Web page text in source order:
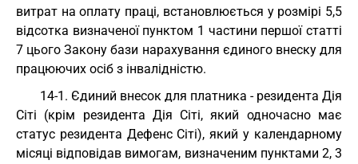
витрат на оплату праці, встановлюється у розмірі 5,5
відсотка визначеної пунктом 1 частини першої статті
7 цього Закону бази нарахування єдиного внеску для
працюючих осіб з інвалідністю.
14-1. Єдиний внесок для платника - резидента Дія
Сіті (крім резидента Дія Сіті, який одночасно має
статус резидента Дефенс Сіті), який у календарному
місяці відповідав вимогам, визначеним пунктами 2, 3